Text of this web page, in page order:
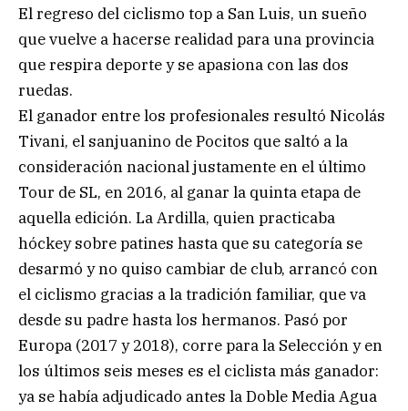
El regreso del ciclismo top a San Luis, un sueño
que vuelve a hacerse realidad para una provincia
que respira deporte y se apasiona con las dos
ruedas.
El ganador entre los profesionales resultó Nicolás
Tivani, el sanjuanino de Pocitos que saltó a la
consideración nacional justamente en el último
Tour de SL, en 2016, al ganar la quinta etapa de
aquella edición. La Ardilla, quien practicaba
hóckey sobre patines hasta que su categoría se
desarmó y no quiso cambiar de club, arrancó con
el ciclismo gracias a la tradición familiar, que va
desde su padre hasta los hermanos. Pasó por
Europa (2017 y 2018), corre para la Selección y en
los últimos seis meses es el ciclista más ganador:
ya se había adjudicado antes la Doble Media Agua